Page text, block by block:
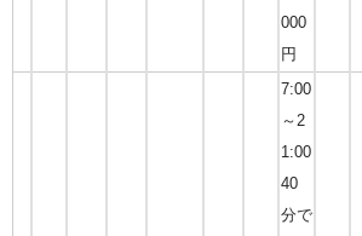
000
円
7:00
～2
1:00
40
分で